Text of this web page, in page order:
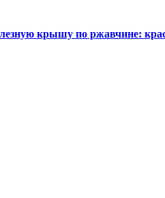
крышу по ржавчине: